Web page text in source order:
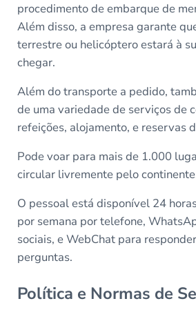
procedimento de embarque de
Além disso, a empresa garante
terrestre ou helicóptero estará à
chegar.
Além do transporte a pedido,
de uma variedade de serviços de
refeições, alojamento, e reservas
Pode voar para mais de 1.000
circular livremente pelo
O pessoal está disponível 24
por semana por telefone,
sociais, e WebChat para
perguntas.
Política e Normas de